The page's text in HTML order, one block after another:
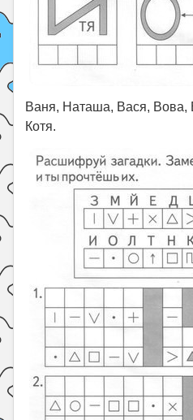
Ваня, Наташа, Вася,
Котя.